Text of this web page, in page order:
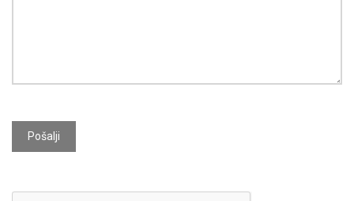
Pošalji